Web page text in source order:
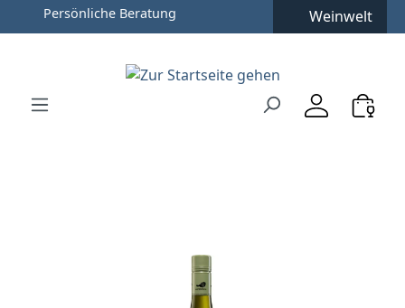
Zum Hauptinhalt springen
Zur Hauptnavigation springen
Weinwelt
Bildergalerie überspringen